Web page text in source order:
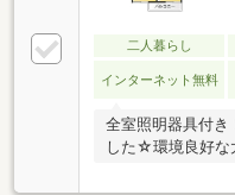
二人暮らし
インターネット無料
全室照明器具付き
した☆環境良好な